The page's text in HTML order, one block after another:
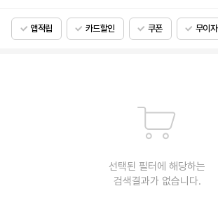
앱적립 카드할인 쿠폰 무이자
선택된 필터에 해당하는
검색결과가 없습니다.